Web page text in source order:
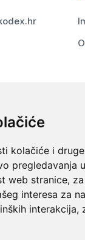
kolačiće i
pregledavanja
web stranice,
interesa za
interakcija,